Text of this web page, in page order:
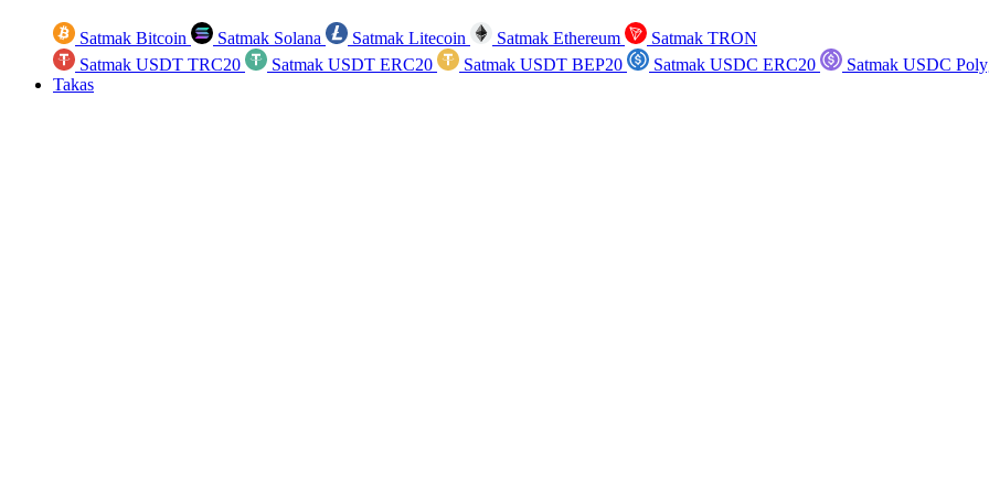
Satmak Bitcoin Satmak Solana Satmak Litecoin Satmak Ethereum
Satmak TRON
Satmak USDT TRC20
Satmak USDT ERC20 Satmak USDT BEP20 Satmak USDC ERC20
Satmak USDC
Takas